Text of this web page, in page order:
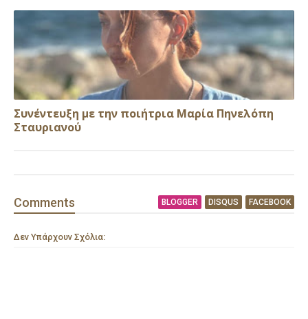
Συνέντευξη με την ποιήτρια Μαρία Πηνελόπη
Σταυριανού
Comments BLOGGER DISQUS FACEBOOK
Δεν Υπάρχουν Σχόλια: